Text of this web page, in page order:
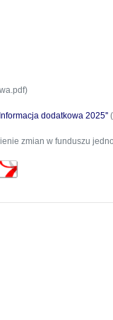
dodatkowa 2025''
zmian w funduszu